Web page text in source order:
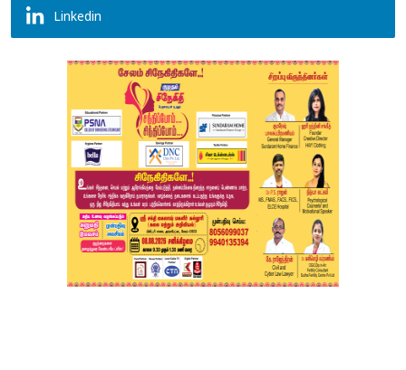
Linkedin